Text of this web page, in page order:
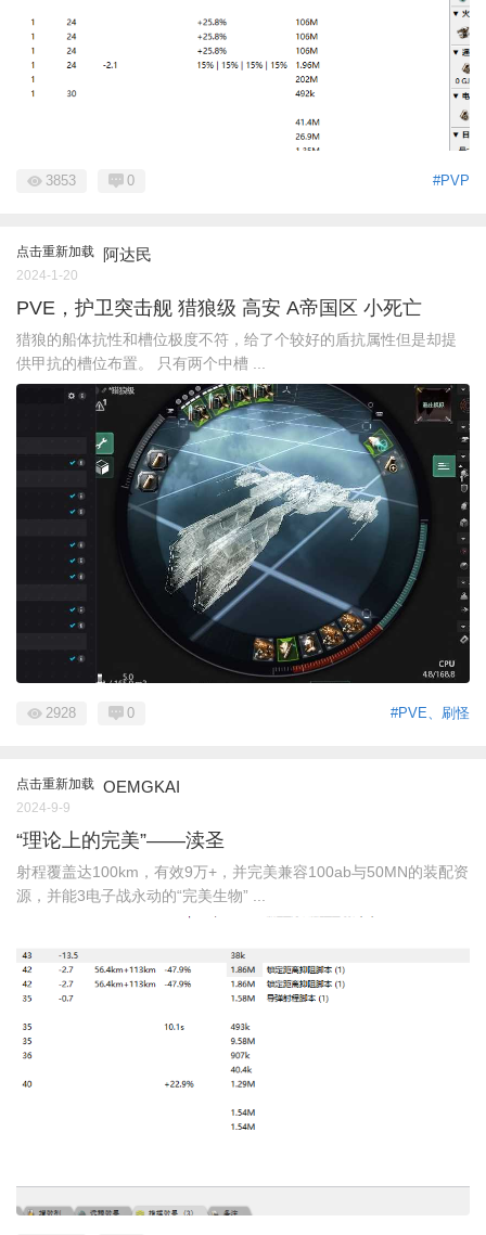
#PVP
3853 0
点击重新加载 阿达民
2024-1-20
PVE，护卫突击舰 猎狼级 高安 A帝国区 小死亡
猎狼的船体抗性和槽位极度不符，给了个较好的盾抗属性但是却提
供甲抗的槽位布置。 只有两个中槽 ...
#PVE、刷怪
2928 0
点击重新加载 OEMGKAI
2024-9-9
“理论上的完美”——渎圣
射程覆盖达100km，有效9万+，并完美兼容100ab与50MN的装配资
源，并能3电子战永动的“完美生物” ...